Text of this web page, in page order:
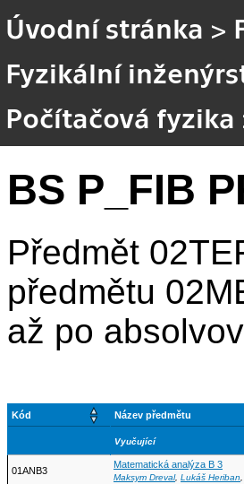
Úvodní stránka >
Fyzikální
Počítačová fyzika
BS P_FIB
Předmět
předmětu
až po
Kód Název předmětu
Vyučující
01ANB3
Matematická analýza B 3
Maksym Dreval, Lukáš Heriban,